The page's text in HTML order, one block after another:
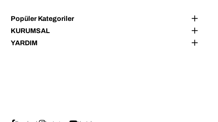
Popüler Kategoriler
KURUMSAL
YARDIM